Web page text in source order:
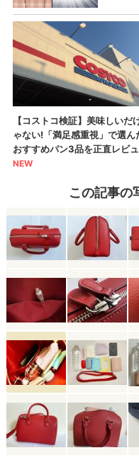
この記事の